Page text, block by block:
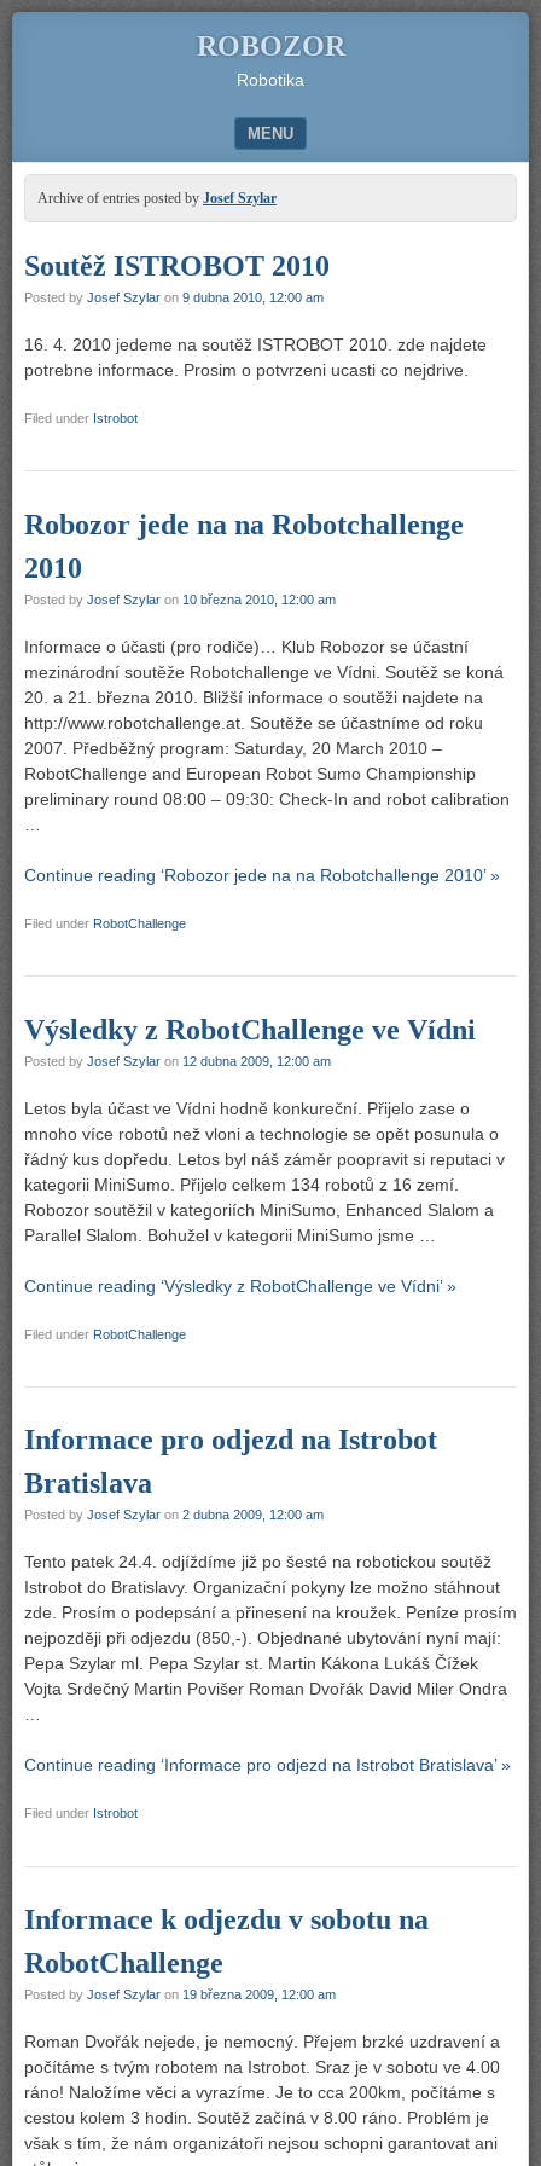
ROBOZOR
Robotika
MENU
SKIP TO CONTENT
Archive of entries posted by Josef Szylar
Soutěž ISTROBOT 2010
Posted by Josef Szylar on 9 dubna 2010, 12:00 am
16. 4. 2010 jedeme na soutěž ISTROBOT 2010. zde najdete
potrebne informace. Prosim o potvrzeni ucasti co nejdrive.
Filed under Istrobot
Robozor jede na na Robotchallenge
2010
Posted by Josef Szylar on 10 března 2010, 12:00 am
Informace o účasti (pro rodiče)… Klub Robozor se účastní
mezinárodní soutěže Robotchallenge ve Vídni. Soutěž se koná
20. a 21. března 2010. Bližší informace o soutěži najdete na
http://www.robotchallenge.at. Soutěže se účastníme od roku
2007. Předběžný program: Saturday, 20 March 2010 –
RobotChallenge and European Robot Sumo Championship
preliminary round 08:00 – 09:30: Check-In and robot calibration
Continue reading ‘Robozor jede na na Robotchallenge 2010’ »
Filed under RobotChallenge
Výsledky z RobotChallenge ve Vídni
Posted by Josef Szylar on 12 dubna 2009, 12:00 am
Letos byla účast ve Vídni hodně konkureční. Přijelo zase o
mnoho více robotů než vloni a technologie se opět posunula o
řádný kus dopředu. Letos byl náš záměr poopravit si reputaci v
kategorii MiniSumo. Přijelo celkem 134 robotů z 16 zemí.
Robozor soutěžil v kategoriích MiniSumo, Enhanced Slalom a
Parallel Slalom. Bohužel v kategorii MiniSumo jsme …
Continue reading ‘Výsledky z RobotChallenge ve Vídni’ »
Filed under RobotChallenge
Informace pro odjezd na Istrobot
Bratislava
Posted by Josef Szylar on 2 dubna 2009, 12:00 am
Tento patek 24.4. odjíždíme již po šesté na robotickou soutěž
Istrobot do Bratislavy. Organizační pokyny lze možno stáhnout
zde. Prosím o podepsání a přinesení na kroužek. Peníze prosím
nejpozději při odjezdu (850,-). Objednané ubytování nyní mají:
Pepa Szylar ml. Pepa Szylar st. Martin Kákona Lukáš Čížek
Vojta Srdečný Martin Povišer Roman Dvořák David Miler Ondra
…
Continue reading ‘Informace pro odjezd na Istrobot Bratislava’ »
Filed under Istrobot
Informace k odjezdu v sobotu na
RobotChallenge
Posted by Josef Szylar on 19 března 2009, 12:00 am
Roman Dvořák nejede, je nemocný. Přejem brzké uzdravení a
počítáme s tvým robotem na Istrobot. Sraz je v sobotu ve 4.00
ráno! Naložíme věci a vyrazíme. Je to cca 200km, počítáme s
cestou kolem 3 hodin. Soutěž začíná v 8.00 ráno. Problém je
však s tím, že nám organizátoři nejsou schopni garantovat ani